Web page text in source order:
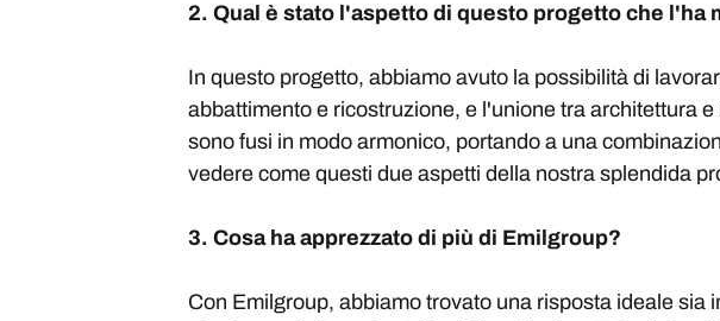
2. Qual è stato l'aspetto di questo progetto che l'ha
In questo progetto, abbiamo avuto la possibilità di
abbattimento e ricostruzione, e l'unione tra architettura
sono fusi in modo armonico, portando a una
vedere come questi due aspetti della nostra splendida
3. Cosa ha apprezzato di più di Emilgroup?
Con Emilgroup, abbiamo trovato una risposta ideale